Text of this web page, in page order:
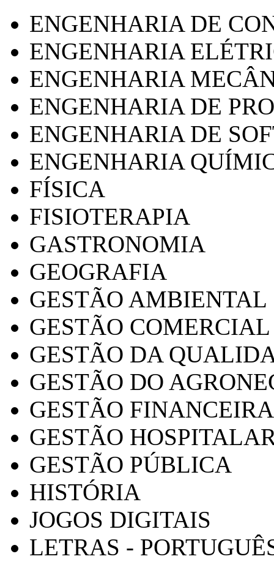
ENGENHARIA DE
ENGENHARIA
ENGENHARIA
ENGENHARIA DE
ENGENHARIA DE
ENGENHARIA
FÍSICA
FISIOTERAPIA
GASTRONOMIA
GEOGRAFIA
GESTÃO AMBIENTAL
GESTÃO COMERCIAL
GESTÃO DA
GESTÃO DO
GESTÃO FINANCEIRA
GESTÃO
GESTÃO PÚBLICA
HISTÓRIA
JOGOS DIGITAIS
LETRAS -